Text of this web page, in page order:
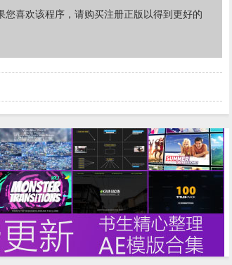
喜欢该程序，请购买注册正版以得到更好的